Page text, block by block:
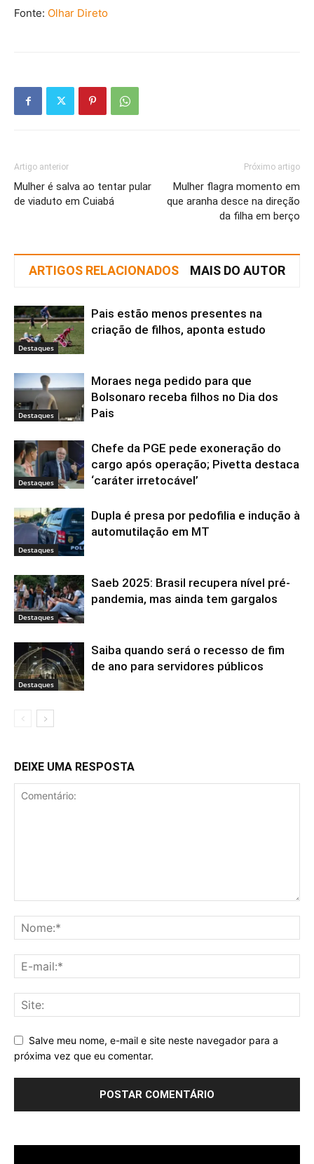
Fonte: Olhar Direto
Artigo anterior
Mulher é salva ao tentar pular
de viaduto em Cuiabá
Próximo artigo
Mulher flagra momento em
que aranha desce na direção
da filha em berço
ARTIGOS RELACIONADOS MAIS DO AUTOR
Destaques
Pais estão menos presentes na
criação de filhos, aponta estudo
Destaques
Moraes nega pedido para que
Bolsonaro receba filhos no Dia dos
Pais
Destaques
Chefe da PGE pede exoneração do
cargo após operação; Pivetta destaca
‘caráter irretocável’
Destaques
Dupla é presa por pedofilia e indução à
automutilação em MT
Destaques
Saeb 2025: Brasil recupera nível pré-
pandemia, mas ainda tem gargalos
Destaques
Saiba quando será o recesso de fim
de ano para servidores públicos
DEIXE UMA RESPOSTA
Salve meu nome, e-mail e site neste navegador para a
próxima vez que eu comentar.